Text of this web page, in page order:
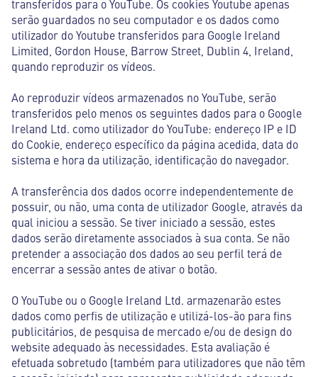
transferidos para o YouTube. Os cookies Youtube apenas
serão guardados no seu computador e os dados como
utilizador do Youtube transferidos para Google Ireland
Limited, Gordon House, Barrow Street, Dublin 4, Ireland,
quando reproduzir os vídeos.
Ao reproduzir vídeos armazenados no YouTube, serão
transferidos pelo menos os seguintes dados para o Google
Ireland Ltd. como utilizador do YouTube: endereço IP e ID
do Cookie, endereço específico da página acedida, data do
sistema e hora da utilização, identificação do navegador.
A transferência dos dados ocorre independentemente de
possuir, ou não, uma conta de utilizador Google, através da
qual iniciou a sessão. Se tiver iniciado a sessão, estes
dados serão diretamente associados à sua conta. Se não
pretender a associação dos dados ao seu perfil terá de
encerrar a sessão antes de ativar o botão.
O YouTube ou o Google Ireland Ltd. armazenarão estes
dados como perfis de utilização e utilizá-los-ão para fins
publicitários, de pesquisa de mercado e/ou de design do
website adequado às necessidades. Esta avaliação é
efetuada sobretudo (também para utilizadores que não têm